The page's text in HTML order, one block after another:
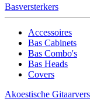
Basversterkers
Accessoires
Bas Cabinets
Bas Combo's
Bas Heads
Covers
Akoestische